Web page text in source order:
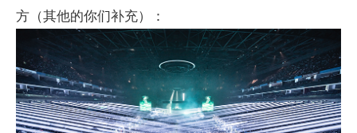
方（其他的你们补充）：